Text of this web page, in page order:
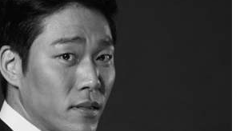
tvN ‘메모리스트’에서 승부욕과 허당 사이를
경사 임칠규로 분해 툴툴거리면서도 나름의
감이 있는 형사로 존재감을 발…